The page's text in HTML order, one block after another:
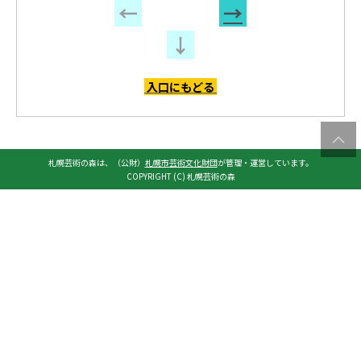
←
→
↓
入口にもどる
札幌芸術の森は、（公財） 札幌市芸術文化財団が管理・運営しています。
COPYRIGHT (C) 札幌芸術の森